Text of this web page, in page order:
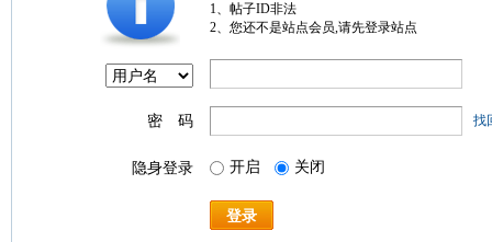
1、帖子ID非法
2、您还不是站点会员,请先登录站点
密 码 找
隐身登录 开启 关闭
登录